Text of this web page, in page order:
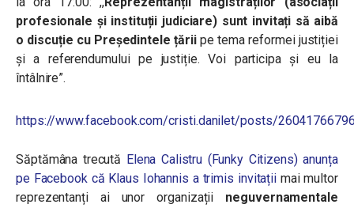
profesionale și instituții judiciare) sunt invitați să aibă
o discuție cu Președintele țăriipe tema reformei justiției
și a referendumului pe justiție.Voi participa și eu la
întâlnire”.
https://www.facebook.com/cristi.danilet/posts/
Săptămâna trecută Elena Calistru (Funky Citizens) anunța
pe Facebook că Klaus Iohannis a trimis invitații mai multor
reprezentanți ai unor organizații
neguvernamentale